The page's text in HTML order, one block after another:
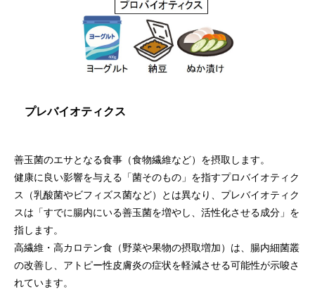
プレバイオティクス
善玉菌のエサとなる食事（食物繊維など）を摂取します。
健康に良い影響を与える「菌そのもの」を指すプロバイオティク
ス（乳酸菌やビフィズス菌など）とは異なり、プレバイオティク
スは「すでに腸内にいる善玉菌を増やし、活性化させる成分」を
指します。
高繊維・高カロテン食（野菜や果物の摂取増加）は、腸内細菌叢
の改善し、アトピー性皮膚炎の症状を軽減させる可能性が示唆さ
れています。